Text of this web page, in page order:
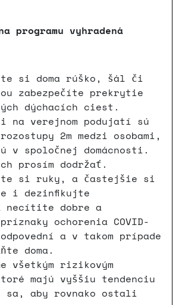
programu vyhradená
si doma rúško, šál či
zabezpečíte prekrytie
dýchacích ciest.
na verejnom podujatí sú
2m medzi osobami,
v spoločnej domácnosti.
prosím dodržať.
si ruky, a častejšie si
i dezinfikujte
necítite dobre a
ochorenia COVID-
a v takom prípade
doma.
všetkým rizikovým
majú vyššiu tendenciu
sa, aby rovnako ostali